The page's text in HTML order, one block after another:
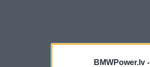
BMWPower.lv -